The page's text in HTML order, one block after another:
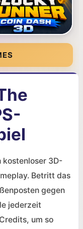
kostenloser 3D-
Betritt das
gegen
jederzeit
um so